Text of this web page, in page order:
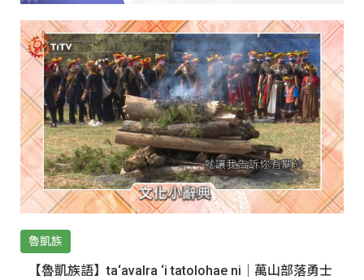
魯凱族
【魯凱族語】ta‘avalra ‘i tatolohae ni｜萬山部落勇士